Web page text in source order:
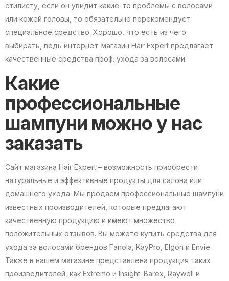
стилисту, если он увидит какие-то проблемы с волосами
или кожей головы, то обязательно порекомендует
специальное средство. Хорошо, что есть из чего
выбирать, ведь интернет-магазин Hair Expert предлагает
качественные средства проф. ухода за волосами.
Какие
профессиональные
шампуни можно у нас
заказать
Сайт магазина Hair Expert – возможность приобрести
натуральные и эффективные продукты для салона или
домашнего ухода. Мы продаем профессиональные шампуни
известных производителей, которые предлагают
качественную продукцию и имеют множество
положительных отзывов. Вы можете купить средства для
ухода за волосами брендов Fanola, KayPro, Elgon и Envie.
Также в нашем магазине представлена продукция таких
производителей, как Extremo и Insight. Barex, Raywell и